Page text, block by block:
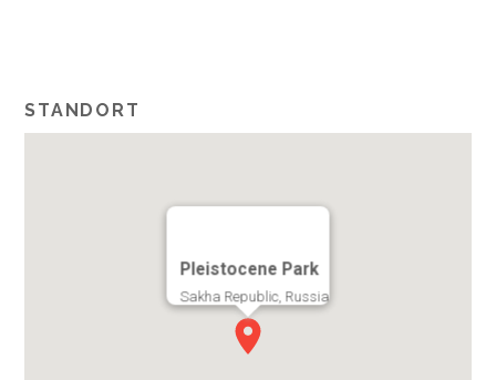
STANDORT
Pleistocene Park
Sakha Republic, Russia